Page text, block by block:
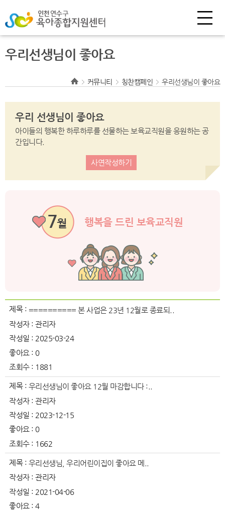
우리선생님이 좋아요
커뮤니티 칭찬캠페인 우리선생님이 좋아요
우리 선생님이 좋아요
아이들의 행복한 하루하루를 선물하는 보육교직원을 응원하는 공
간입니다.
사연작성하기
7월 행복을 드린 보육교직원
제목 : ========== 본 사업은 23년 12월로 종료되..
작성자 :관리자
작성일 : 2025-03-24
좋아요 : 0
조회수 : 1881
제목 : 우리선생님이 좋아요 12월 마감합니다 :..
작성자 :관리자
작성일 : 2023-12-15
좋아요 : 0
조회수 : 1662
제목 : 우리선생님, 우리어린이집이 좋아요 메..
작성자 :관리자
작성일 : 2021-04-06
좋아요 :4